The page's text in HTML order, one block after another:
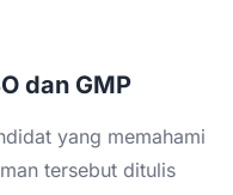
dan GMP
yang memahami
tersebut ditulis